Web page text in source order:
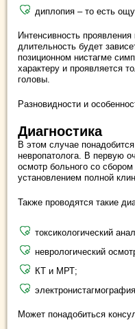
диплопия – то есть
Интенсивность
длительность будет
позиционном нистагме
характеру и проявляется
головы.
Разновидности и
Диагностика
В этом случае
невропатолога. В первую
осмотр больного со
установлением полной
Также проводятся такие
токсикологический
неврологический
КТ и МРТ;
Может понадобиться